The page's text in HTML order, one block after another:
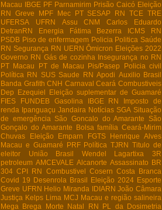
Macau IBGE PF Parnamirim Prisão Caicó Eleição
RN
Greve MPF Mec PT SESAP RN TCE TRE
UFERSA
UFRN Assu CNM
Carlos Eduardo
DetranRN
Energia Fátima Bezerra
ICMS RN
PSDB Piso de enfermagem Policia Politica Saúde
RN Segurança RN UERN Ômicron Eleições 2022
Governo RN Gás de cozinha Insegurança no RN
PT Macau
PT de Macau Pis/Pasep
Policia civil
Política RN
SUS Saude RN Apodi Auxilio Brasil
Banda Grafith CNH Carnaval Ceará Combustiveis
Dep Ezequiel
Eleição suplementar de Guamaré
FIES
FUNDEB Gasolina IBGE RN
Imposto de
renda Ipanguaçu Jandaira Notícias SGA Situação
de emergência
São Goncalo do Amarante
São
Gonçalo do Amarante
Bolsa família Ceará-Mirim
Chuvas
Eleição Emparn FGTS
Henrique Alves
Macau e Guamaré
PRF Política TJRN Titulo de
eleitor
União Brasil Wendel Lagartixa
3R
petroleum AMCEVALE Alcanorte Assassinato BR
304 CPI RN Combustivel Cosern Costa Branca
Covid 19 Desenrola Brasil Eleição 2024 Esporte
Greve UFRN Helio Miranda IDIARN João Câmara
Justiça Kelps Lima MCJ Macau e região salineira
Mega Brega
Morte Natal RN
PL da Dosimetria